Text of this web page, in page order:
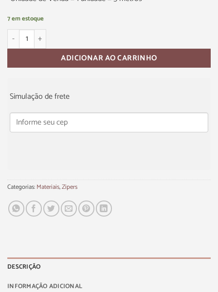
7 em estoque
ADICIONAR AO CARRINHO
Simulação de frete
Categorias:Materiais,Zipers
DESCRIÇÃO
INFORMAÇÃO ADICIONAL